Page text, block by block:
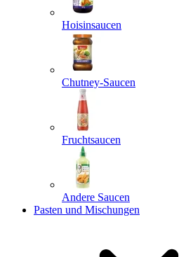
Hoisinsaucen
Chutney-Saucen
Fruchtsaucen
Andere Saucen
Pasten und Mischungen